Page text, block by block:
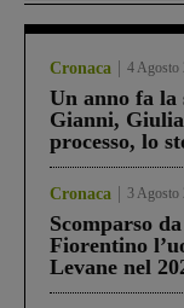
Cronaca 4 Agosto
Un anno fa
Gianni,
processo, lo
Cronaca 3 Agosto
Scomparso
Fiorentino
Levane nel